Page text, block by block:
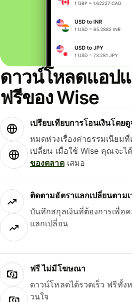
ดาวน์โหลดแอป
ฟรีของ Wise
เปรียบเทียบการโอนเงินโดย
หมดห่วงเรื่องค่าธรรมเนียม
เปลี่ยน เมื่อใช้ Wise คุณจะไ
ของตลาดเสมอ
ติดตามอัตราแลกเปลี่ยนตามเ
บันทึกสกุลเงินที่ต้องการเพื่อ
แลกเปลี่ยน
ฟรี ไม่มีโฆษณา
ดาวน์โหลดได้รวดเร็ว ฟรีทั้
วนใจ